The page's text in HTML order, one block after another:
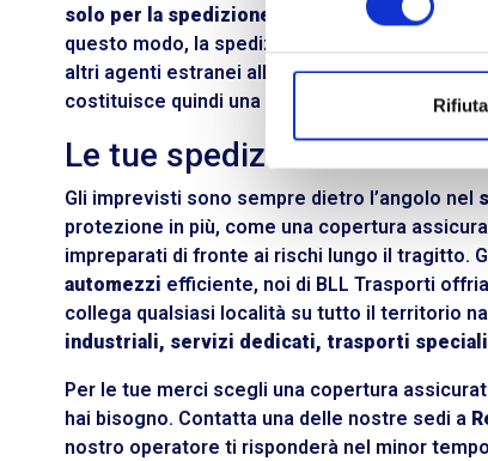
Rifiuta
solo per la spedizione in questione.
Cosa
questo modo, la spedizione è assicurata in
altri agenti estranei alla volontà del
costituisce quindi una scelta importante per
Le tue spedizioni in
Gli imprevisti sono sempre dietro l’angolo nel
protezione in più, come una copertura
impreparati di fronte ai rischi lungo il tragitto.
automezzi efficiente, noi di BLL Trasporti
collega qualsiasi località su tutto il territorio
industriali, servizi dedicati, trasporti
Per le tue merci scegli una copertura
hai bisogno. Contatta una delle nostre sedi a
nostro operatore ti risponderà nel minor